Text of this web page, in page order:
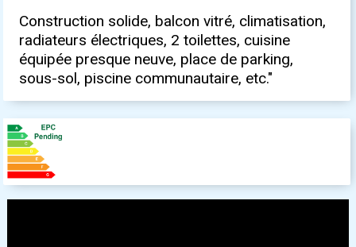
Construction solide, balcon vitré, climatisation,
radiateurs électriques, 2 toilettes, cuisine
équipée presque neuve, place de parking,
sous-sol, piscine communautaire, etc."